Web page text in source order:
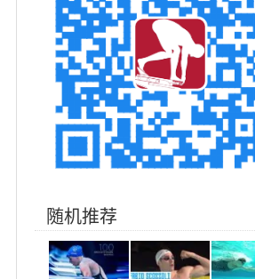
随机推荐